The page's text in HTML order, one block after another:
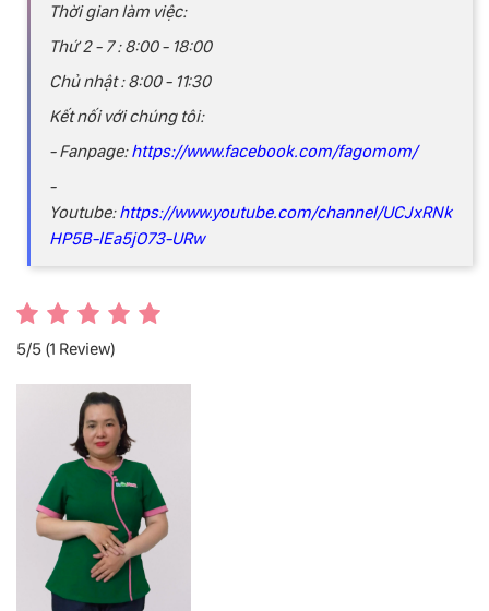
Thời gian làm việc:
Thứ 2 - 7 : 8:00 - 18:00
Chủ nhật : 8:00 - 11:30
Kết nối với chúng tôi:
- Fanpage:https://www.facebook.com/fagomom/
-
Youtube:https://www.youtube.com/channel/UCJxRNk
HP5B-lEa5jO73-URw
5/5 (1 Review)